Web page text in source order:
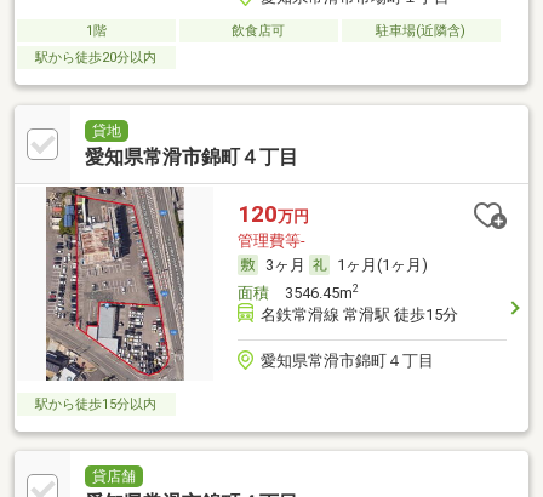
1階 飲食店可
駐車場(近隣含)
駅から徒歩20分以内
貸地
愛知県常滑市錦町４丁目
120万円
管理費等-
3ヶ月
1ヶ月(1ヶ月)
面積3546.45m2
名鉄常滑線 常滑駅 徒歩15分
愛知県常滑市錦町４丁目
駅から徒歩15分以内
貸店舗